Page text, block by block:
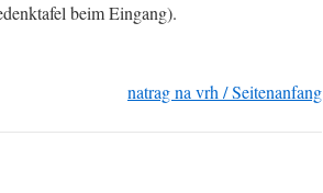
beim Eingang).
natrag na vrh / Seitenanfang